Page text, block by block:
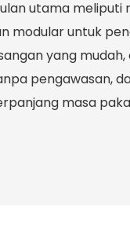
utama
modular untuk
yang
pengawasan,
masa